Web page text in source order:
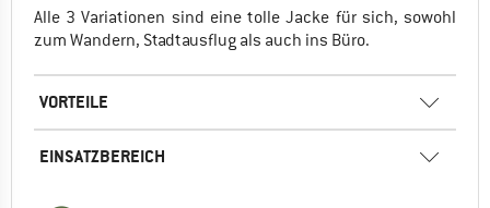
Alle 3 Variationen sind eine tolle Jacke für sich, sowohl
zum Wandern, Stadtausflug als auch ins Büro.
VORTEILE
EINSATZBEREICH